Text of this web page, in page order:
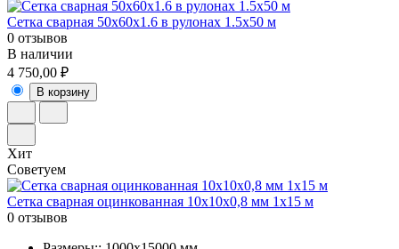
Сетка сварная 50х60х1.6 в рулонах 1.5х50 м
0 отзывов
В наличии
4 750,00 ₽
В корзину
Хит
Советуем
Сетка сварная оцинкованная 10х10х0,8 мм 1х15 м
0 отзывов